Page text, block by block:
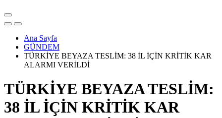
Ana Sayfa
GÜNDEM
TÜRKİYE BEYAZA TESLİM: 38 İL İÇİN KRİTİK KAR
ALARMI VERİLDİ
TÜRKİYE BEYAZA TESLİM:
38 İL İÇİN KRİTİK KAR